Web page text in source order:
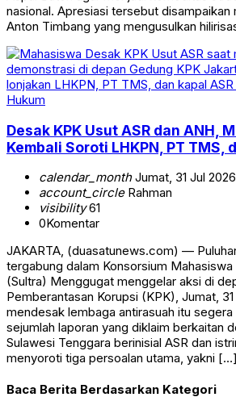
nasional. Apresiasi tersebut disampaikan
Anton Timbang yang mengusulkan
Hukum
Desak KPK Usut ASR dan ANH,
Kembali Soroti LHKPN, PT TMS,
calendar_monthJumat, 31 Jul 2026
account_circleRahman
visibility61
0Komentar
JAKARTA, (duasatunews.com) —
tergabung dalam Konsorsium
(Sultra) Menggugat menggelar aksi di
Pemberantasan Korupsi (KPK), Jumat,
mendesak lembaga antirasuah itu segera
sejumlah laporan yang diklaim berkaitan
Sulawesi Tenggara berinisial ASR dan
menyoroti tiga persoalan utama, yakni […]
Baca Berita Berdasarkan Kategori